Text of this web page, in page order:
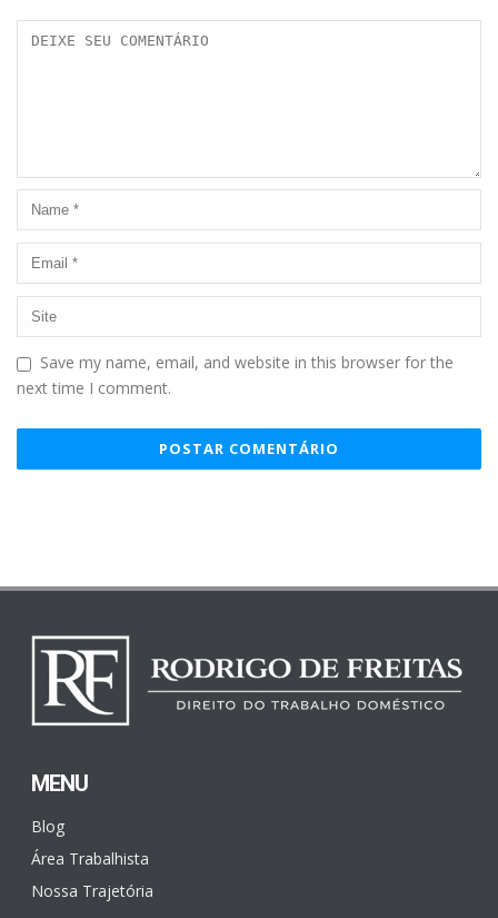
Save my name, email, and website in this browser for the
next time I comment.
MENU
Blog
Área Trabalhista
Nossa Trajetória